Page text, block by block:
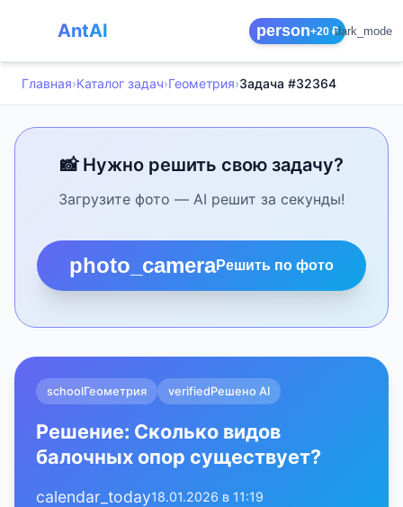
AntAI person+20 ₽dark_mode
Главная›Каталог задач›Геометрия›Задача #32364
📸 Нужно решить свою задачу?
Загрузите фото — AI решит за секунды!
photo_cameraРешить по фото
schoolГеометрия verifiedРешено AI
Решение: Сколько видов
балочных опор существует?
calendar_today18.01.2026 в 11:19